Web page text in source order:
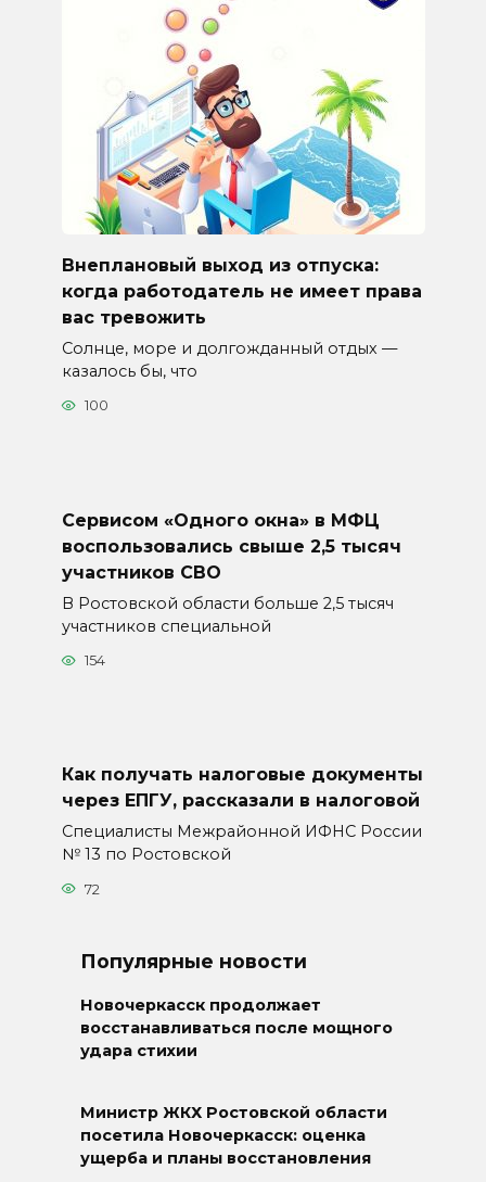
Внеплановый выход из отпуска:
когда работодатель не имеет права
вас тревожить
Солнце, море и долгожданный отдых —
казалось бы, что
100
Сервисом «Одного окна» в МФЦ
воспользовались свыше 2,5 тысяч
участников СВО
В Ростовской области больше 2,5 тысяч
участников специальной
154
Как получать налоговые документы
через ЕПГУ, рассказали в налоговой
Специалисты Межрайонной ИФНС России
№ 13 по Ростовской
72
Популярные новости
Новочеркасск продолжает
восстанавливаться после мощного
удара стихии
Министр ЖКХ Ростовской области
посетила Новочеркасск: оценка
ущерба и планы восстановления